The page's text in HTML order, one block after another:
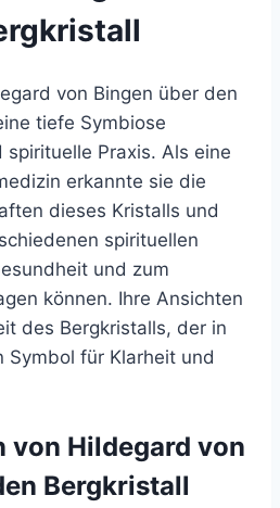
von Bingen über den
tiefe Symbiose
Praxis. Als eine
erkannte sie die
dieses Kristalls und
spirituellen
und zum
können. Ihre Ansichten
des Bergkristalls, der in
Symbol für Klarheit und
von Hildegard von
Bergkristall